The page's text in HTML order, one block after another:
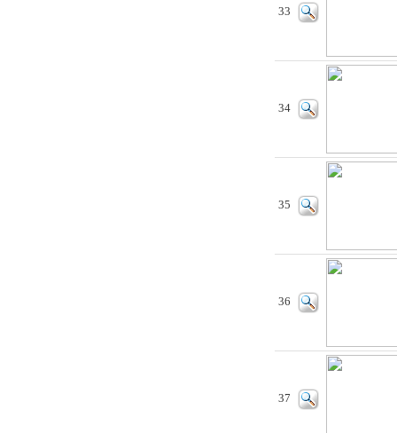
33
34
35
36
37